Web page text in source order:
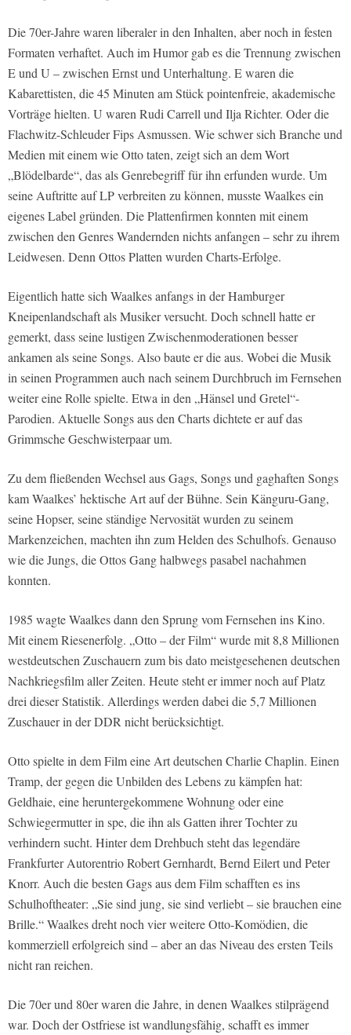
Die 70er-Jahre waren liberaler in den Inhalten, aber noch in festen
Formaten verhaftet. Auch im Humor gab es die Trennung zwischen
E und U – zwischen Ernst und Unterhaltung. E waren die
Kabarettisten, die 45 Minuten am Stück pointenfreie, akademische
Vorträge hielten. U waren Rudi Carrell und Ilja Richter. Oder die
Flachwitz-Schleuder Fips Asmussen. Wie schwer sich Branche und
Medien mit einem wie Otto taten, zeigt sich an dem Wort
„Blödelbarde“, das als Genrebegriff für ihn erfunden wurde. Um
seine Auftritte auf LP verbreiten zu können, musste Waalkes ein
eigenes Label gründen. Die Plattenfirmen konnten mit einem
zwischen den Genres Wandernden nichts anfangen – sehr zu ihrem
Leidwesen. Denn Ottos Platten wurden Charts-Erfolge.
Eigentlich hatte sich Waalkes anfangs in der Hamburger
Kneipenlandschaft als Musiker versucht. Doch schnell hatte er
gemerkt, dass seine lustigen Zwischenmoderationen besser
ankamen als seine Songs. Also baute er die aus. Wobei die Musik
in seinen Programmen auch nach seinem Durchbruch im Fernsehen
weiter eine Rolle spielte. Etwa in den „Hänsel und Gretel“-
Parodien. Aktuelle Songs aus den Charts dichtete er auf das
Grimmsche Geschwisterpaar um.
Zu dem fließenden Wechsel aus Gags, Songs und gaghaften Songs
kam Waalkes’ hektische Art auf der Bühne. Sein Känguru-Gang,
seine Hopser, seine ständige Nervosität wurden zu seinem
Markenzeichen, machten ihn zum Helden des Schulhofs. Genauso
wie die Jungs, die Ottos Gang halbwegs pasabel nachahmen
konnten.
1985 wagte Waalkes dann den Sprung vom Fernsehen ins Kino.
Mit einem Riesenerfolg. „Otto – der Film“ wurde mit 8,8 Millionen
westdeutschen Zuschauern zum bis dato meistgesehenen deutschen
Nachkriegsfilm aller Zeiten. Heute steht er immer noch auf Platz
drei dieser Statistik. Allerdings werden dabei die 5,7 Millionen
Zuschauer in der DDR nicht berücksichtigt.
Otto spielte in dem Film eine Art deutschen Charlie Chaplin. Einen
Tramp, der gegen die Unbilden des Lebens zu kämpfen hat:
Geldhaie, eine heruntergekommene Wohnung oder eine
Schwiegermutter in spe, die ihn als Gatten ihrer Tochter zu
verhindern sucht. Hinter dem Drehbuch steht das legendäre
Frankfurter Autorentrio Robert Gernhardt, Bernd Eilert und Peter
Knorr. Auch die besten Gags aus dem Film schafften es ins
Schulhoftheater: „Sie sind jung, sie sind verliebt – sie brauchen eine
Brille.“ Waalkes dreht noch vier weitere Otto-Komödien, die
kommerziell erfolgreich sind – aber an das Niveau des ersten Teils
nicht ran reichen.
Die 70er und 80er waren die Jahre, in denen Waalkes stilprägend
war. Doch der Ostfriese ist wandlungsfähig, schafft es immer